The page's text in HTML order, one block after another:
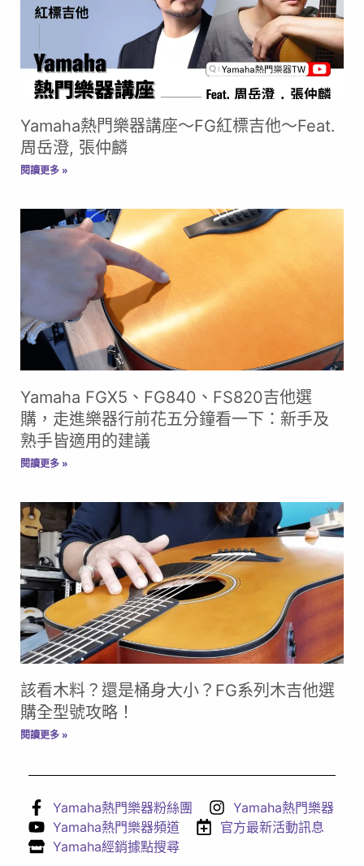
Yamaha熱門樂器講座～FG紅標吉他～Feat.
周岳澄, 張仲麟
閱讀更多 »
Yamaha FGX5、FG840、FS820吉他選
購，走進樂器行前花五分鐘看一下：新手及
熟手皆適用的建議
閱讀更多 »
該看木料？還是桶身大小？FG系列木吉他選
購全型號攻略！
閱讀更多 »
Yamaha熱門樂器粉絲團
Yamaha熱門樂器
Yamaha熱門樂器頻道
官方最新活動訊息
Yamaha經銷據點搜尋